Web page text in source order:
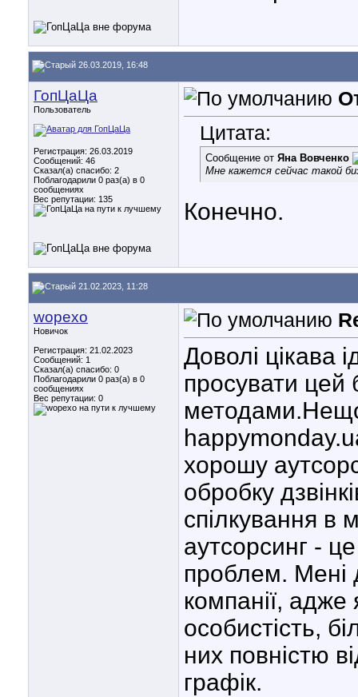
26.03.2019, 16:48
ГопЦаЦа
Пользователь
Регистрация: 26.03.2019
Сообщений: 46
Сказал(а) спасибо: 2
Поблагодарили 0 раз(а) в 0
сообщениях
Вес репутации: 135
Цитата:
Сообщение от Яна Вовченко
Мне кажется сейчас такой
Конечно.
21.02.2023, 11:28
wopexo
Новичок
Регистрация: 21.02.2023
Сообщений: 1
Сказал(а) спасибо: 0
Поблагодарили 0 раз(а) в 0
сообщениях
Вес репутации: 0
Доволі цікава
просувати цей
хорошу
обробку
спілкування
аутсорсинг -
проблем. Мені
компанії, адже
особистість,
них повністю
графік.